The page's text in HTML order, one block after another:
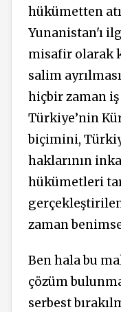
hükümetten
Yunanistan'ı
misafir olarak
salim
hiçbir zaman
Türkiye’nin
biçimini,
haklarının
hükümetleri
zaman
Ben hala bu
çözüm
serbest